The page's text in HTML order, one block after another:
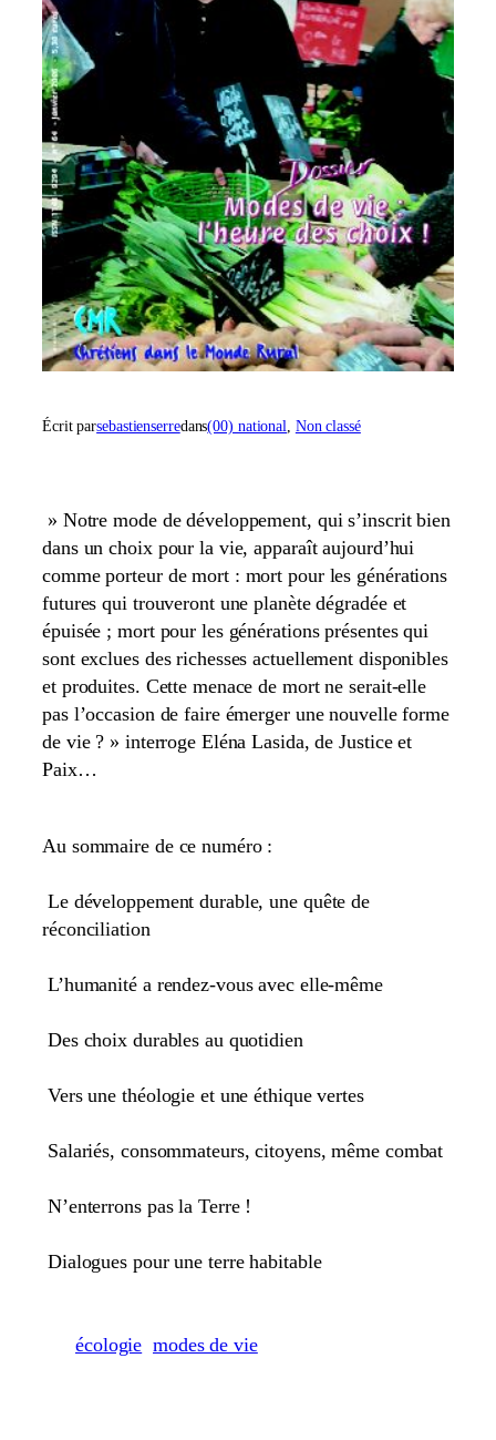
Écrit parsebastienserredans(00) national Non classé
» Notre mode de développement, qui s’inscrit bien
dans un choix pour la vie, apparaît aujourd’hui
comme porteur de mort : mort pour les générations
futures qui trouveront une planète dégradée et
épuisée ; mort pour les générations présentes qui
sont exclues des richesses actuellement disponibles
et produites. Cette menace de mort ne serait-elle
pas l’occasion de faire émerger une nouvelle forme
de vie ? » interroge Eléna Lasida, de Justice et
Paix…
Au sommaire de ce numéro :
Le développement durable, une quête de
réconciliation
L’humanité a rendez-vous avec elle-même
Des choix durables au quotidien
Vers une théologie et une éthique vertes
Salariés, consommateurs, citoyens, même combat
N’enterrons pas la Terre !
Dialogues pour une terre habitable
écologie modes de vie